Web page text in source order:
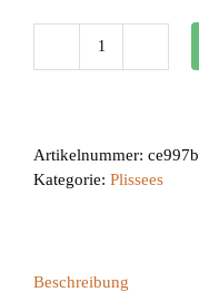
BB
Artikelnummer:
Kategorie: Plissees
Beschreibung